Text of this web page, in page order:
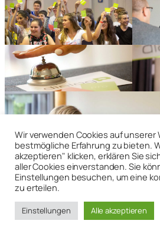
KontaktDatenschutz
Wir verwenden Cookies auf unserer
bestmögliche Erfahrung zu bieten.
akzeptieren" klicken, erklären Sie
aller Cookies einverstanden. Sie
Einstellungen besuchen, um eine
zu erteilen.
Einstellungen Alle akzeptieren